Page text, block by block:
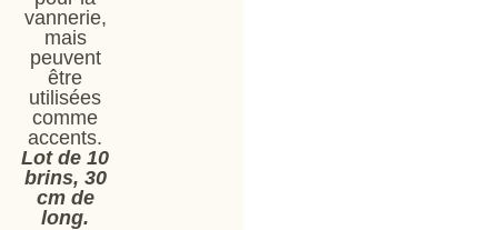
vannerie,
mais
peuvent
être
utilisées
comme
accents.
Lot de 10
brins, 30
cm de
long.